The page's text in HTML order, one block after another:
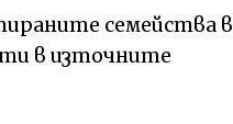
семейства в
в източните